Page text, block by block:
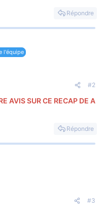
Répondre
l'équipe
#2
AVIS SUR CE RECAP DE A
Répondre
#3